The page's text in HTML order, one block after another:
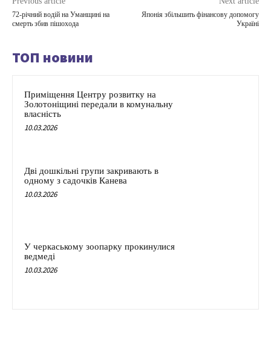
72-річний водій на Уманщині на
смерть збив пішохода
Японія збільшить фінансову допомогу
Україні
ТОП новини
Приміщення Центру розвитку на
Золотоніщині передали в комунальну
власність
10.03.2026
Дві дошкільні групи закривають в
одному з садочків Канева
10.03.2026
У черкаському зоопарку прокинулися
ведмеді
10.03.2026